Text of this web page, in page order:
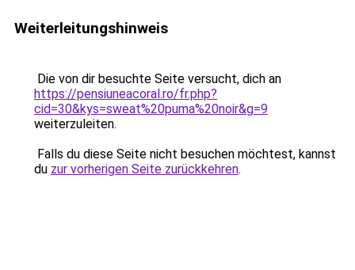
Weiterleitungshinweis
Die von dir besuchte Seite versucht, dich an
https://pensiuneacoral.ro/fr.php?
cid=30&kys=sweat%20puma%20noir&g=9
weiterzuleiten.
Falls du diese Seite nicht besuchen möchtest, kannst
du zur vorherigen Seite zurückkehren.